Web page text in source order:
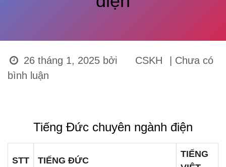
26 tháng 1, 2025 bởi CSKH
| Chưa có
bình luận
Tiếng Đức chuyên ngành điện
STT TIẾNG ĐỨC
TIẾNG